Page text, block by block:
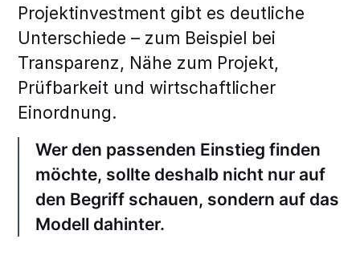
Projektinvestment gibt es deutliche
Unterschiede – zum Beispiel bei
Transparenz, Nähe zum Projekt,
Prüfbarkeit und wirtschaftlicher
Einordnung.
Wer den passenden Einstieg finden
möchte, sollte deshalb nicht nur auf
den Begriff schauen, sondern auf das
Modell dahinter.